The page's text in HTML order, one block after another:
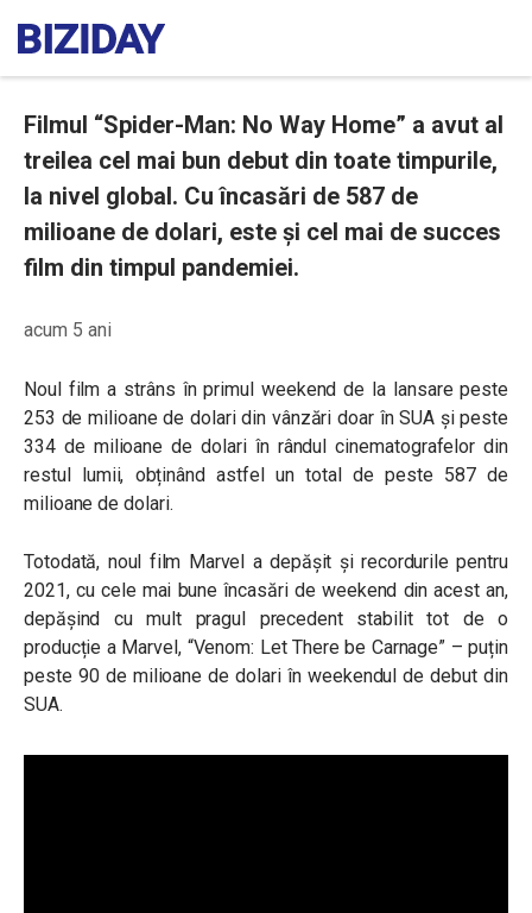
Filmul “Spider-Man: No Way Home” a avut al
treilea cel mai bun debut din toate timpurile,
la nivel global. Cu încasări de 587 de
milioane de dolari, este și cel mai de succes
film din timpul pandemiei.
acum 5 ani
Noul film a strâns în primul weekend de la lansare peste
253 de milioane de dolari din vânzări doar în SUA și peste
334 de milioane de dolari în rândul cinematografelor din
restul lumii, obținând astfel un total de peste 587 de
milioane de dolari.
Totodată, noul film Marvel a depășit și recordurile pentru
2021, cu cele mai bune încasări de weekend din acest an,
depășind cu mult pragul precedent stabilit tot de o
producție a Marvel, “Venom: Let There be Carnage” – puțin
peste 90 de milioane de dolari în weekendul de debut din
SUA.